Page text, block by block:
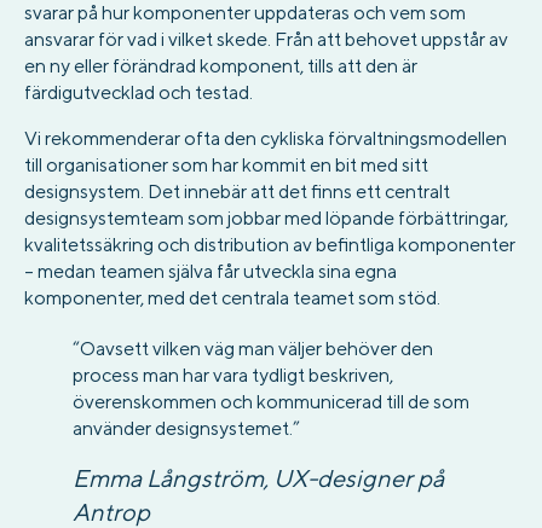
svarar på hur komponenter uppdateras och vem som
ansvarar för vad i vilket skede. Från att behovet uppstår av
en ny eller förändrad komponent, tills att den är
färdigutvecklad och testad.
Vi rekommenderar ofta den cykliska förvaltningsmodellen
till organisationer som har kommit en bit med sitt
designsystem. Det innebär att det finns ett centralt
designsystemteam som jobbar med löpande förbättringar,
kvalitetssäkring och distribution av befintliga komponenter
– medan teamen själva får utveckla sina egna
komponenter, med det centrala teamet som stöd.
“Oavsett vilken väg man väljer behöver den
process man har vara tydligt beskriven,
överenskommen och kommunicerad till de som
använder designsystemet.”
Emma Långström, UX-designer på
Antrop